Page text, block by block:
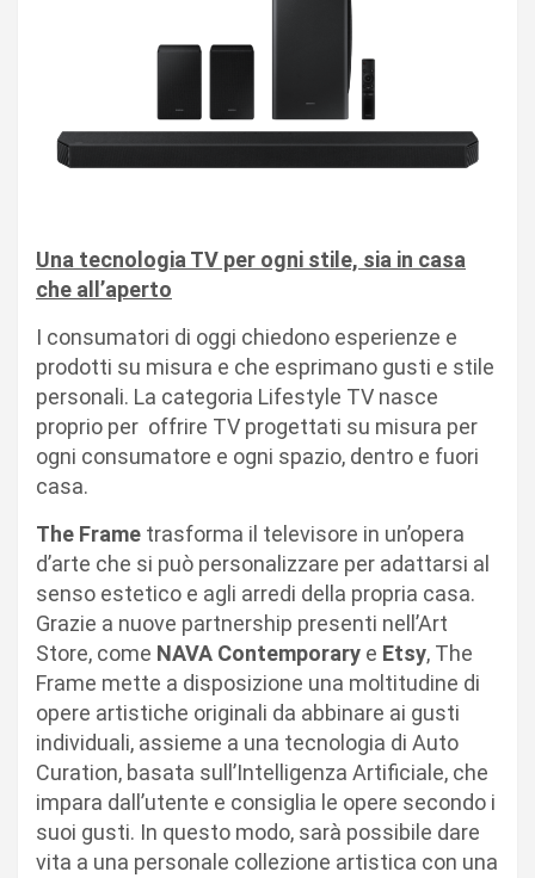
Una tecnologia TV per ogni stile, sia in casa
che all’aperto
I consumatori di oggi chiedono esperienze e
prodotti su misura e che esprimano gusti e stile
personali. La categoria Lifestyle TV nasce
proprio per offrire TV progettati su misura per
ogni consumatore e ogni spazio, dentro e fuori
casa.
The Frame trasforma il televisore in un’opera
d’arte che si può personalizzare per adattarsi al
senso estetico e agli arredi della propria casa.
Grazie a nuove partnership presenti nell’Art
Store, come NAVA Contemporary e Etsy, The
Frame mette a disposizione una moltitudine di
opere artistiche originali da abbinare ai gusti
individuali, assieme a una tecnologia di Auto
Curation, basata sull’Intelligenza Artificiale, che
impara dall’utente e consiglia le opere secondo i
suoi gusti. In questo modo, sarà possibile dare
vita a una personale collezione artistica con una